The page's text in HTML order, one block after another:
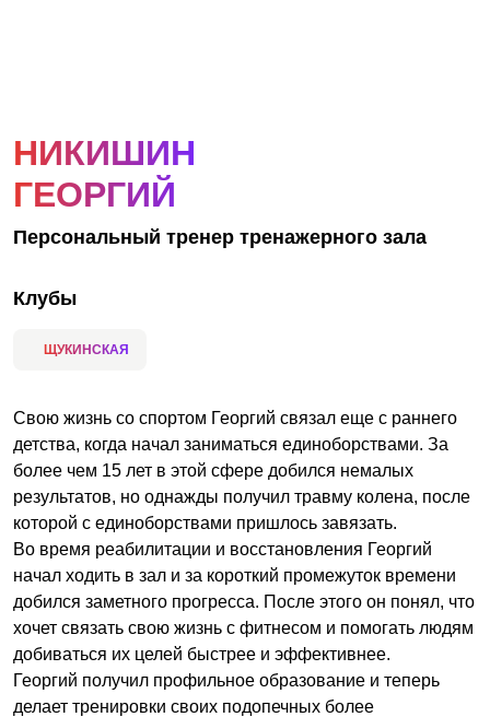
НИКИШИН
ГЕОРГИЙ
Персональный тренер тренажерного зала
Клубы
ЩУКИНСКАЯ
Свою жизнь со спортом Георгий связал еще с раннего
детства, когда начал заниматься единоборствами. За
более чем 15 лет в этой сфере добился немалых
результатов, но однажды получил травму колена, после
которой с единоборствами пришлось завязать.
Во время реабилитации и восстановления Георгий
начал ходить в зал и за короткий промежуток времени
добился заметного прогресса. После этого он понял, что
хочет связать свою жизнь с фитнесом и помогать людям
добиваться их целей быстрее и эффективнее.
Георгий получил профильное образование и теперь
делает тренировки своих подопечных более